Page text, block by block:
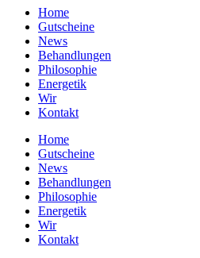
Home
Gutscheine
News
Behandlungen
Philosophie
Energetik
Wir
Kontakt
Home
Gutscheine
News
Behandlungen
Philosophie
Energetik
Wir
Kontakt